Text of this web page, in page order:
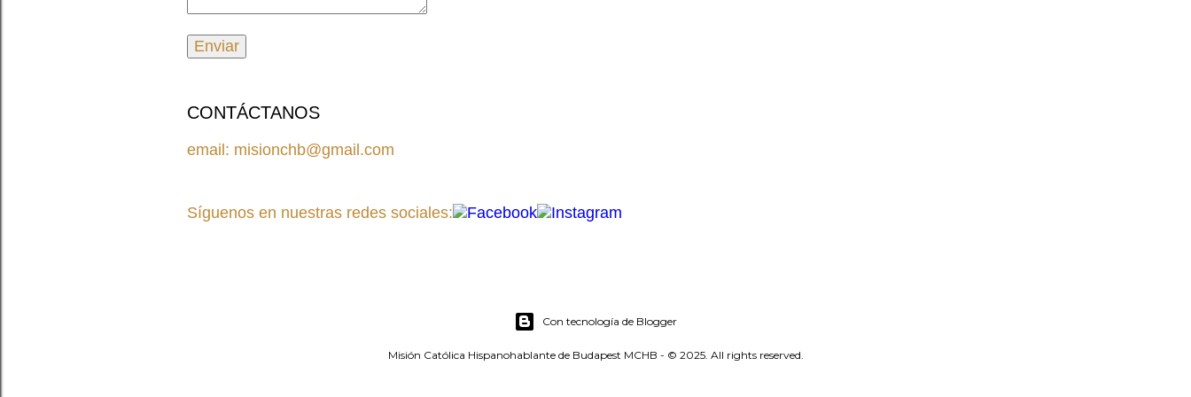
CONTÁCTANOS
email: misionchb@gmail.com
Síguenos en nuestras redes sociales:
Con tecnología de Blogger
Misión Católica Hispanohablante de Budapest MCHB - © 2025. All rights reserved.